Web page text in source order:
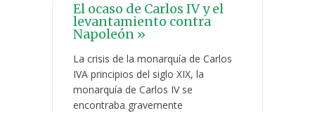
El ocaso de Carlos IV y el
levantamiento contra
Napoleón »
La crisis de la monarquía de Carlos
IVA principios del siglo XIX, la
monarquía de Carlos IV se
encontraba gravemente